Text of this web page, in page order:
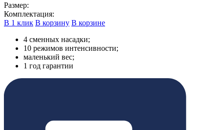
Размер:
Комплектация:
В 1 клик В корзину В корзине
4 сменных насадки;
10 режимов интенсивности;
маленький вес;
1 год гарантии